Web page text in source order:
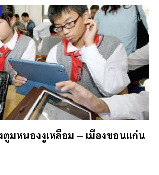
ตูมหนองงูเหลือม – เมืองขอนแก่น